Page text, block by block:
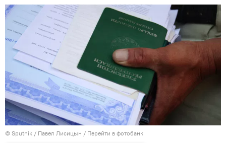
© Sputnik / Павел Лисицын / Перейти в фотобанк